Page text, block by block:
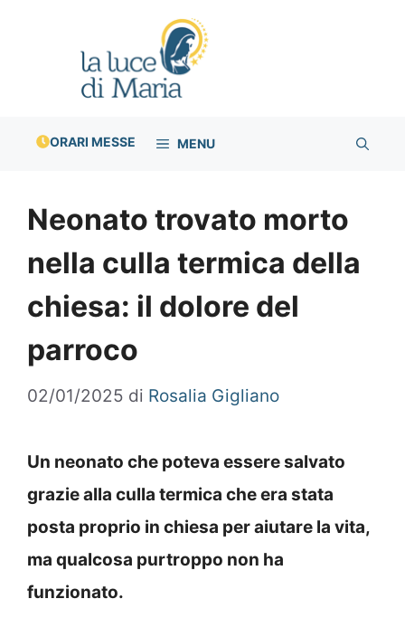
ORARI MESSE MENU
Neonato trovato morto
nella culla termica della
chiesa: il dolore del
parroco
02/01/2025 di Rosalia Gigliano
Un neonato che poteva essere salvato
grazie alla culla termica che era stata
posta proprio in chiesa per aiutare la vita,
ma qualcosa purtroppo non ha
funzionato.